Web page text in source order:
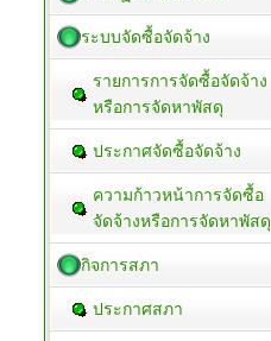
ระบบจัดซื้อจัดจ้าง
รายการการจัดซื้อจัดจ้าง
หรือการจัดหาพัสดุ
ประกาศจัดซื้อจัดจ้าง
ความก้าวหน้าการจัดซื้อ
จัดจ้างหรือการจัดหาพัสดุ
กิจการสภา
ประกาศสภา